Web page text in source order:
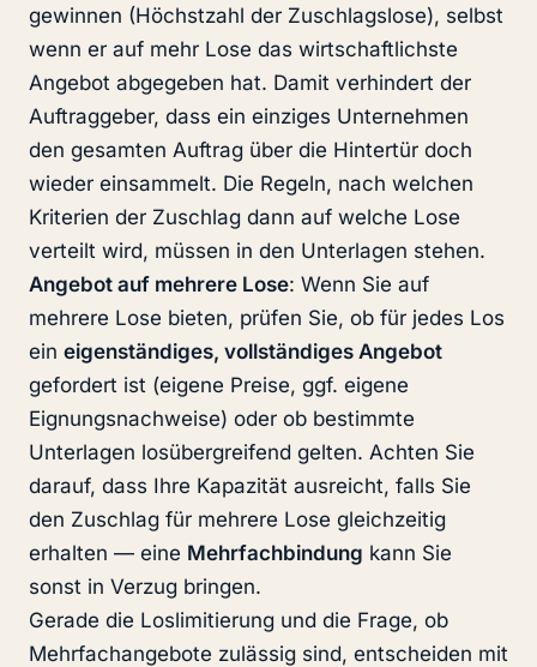
gewinnen (Höchstzahl der Zuschlagslose), selbst
wenn er auf mehr Lose das wirtschaftlichste
Angebot abgegeben hat. Damit verhindert der
Auftraggeber, dass ein einziges Unternehmen
den gesamten Auftrag über die Hintertür doch
wieder einsammelt. Die Regeln, nach welchen
Kriterien der Zuschlag dann auf welche Lose
verteilt wird, müssen in den Unterlagen stehen.
Angebot auf mehrere Lose: Wenn Sie auf
mehrere Lose bieten, prüfen Sie, ob für jedes Los
ein eigenständiges, vollständiges Angebot
gefordert ist (eigene Preise, ggf. eigene
Eignungsnachweise) oder ob bestimmte
Unterlagen losübergreifend gelten. Achten Sie
darauf, dass Ihre Kapazität ausreicht, falls Sie
den Zuschlag für mehrere Lose gleichzeitig
erhalten — eine Mehrfachbindung kann Sie
sonst in Verzug bringen.
Gerade die Loslimitierung und die Frage, ob
Mehrfachangebote zulässig sind, entscheiden mit